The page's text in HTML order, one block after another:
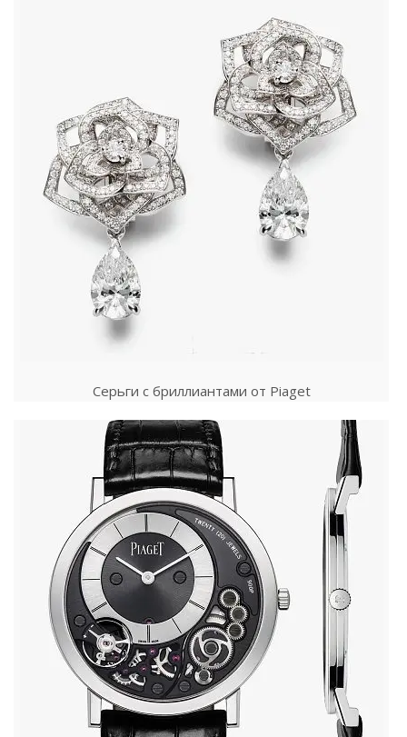
Серьги с бриллиантами от Piaget